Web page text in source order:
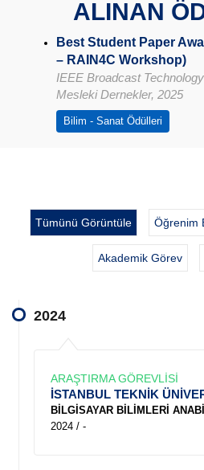
ALINAN
Best Student Paper
– RAIN4C Workshop)
IEEE Broadcast
Mesleki Dernekler, 2025
Bilim - Sanat Ödülleri
Tümünü Görüntüle Öğrenim
Akademik Görev
2024
ARAŞTIRMA GÖREVLİSİ
İSTANBUL TEKNİK
BİLGİSAYAR BİLİMLERİ
2024 / -